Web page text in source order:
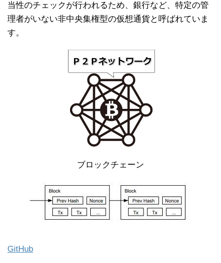
当性のチェックが行われるため、銀行など、特定の管
理者がいない非中央集権型の仮想通貨と呼ばれていま
す。
ブロックチェーン
GitHub